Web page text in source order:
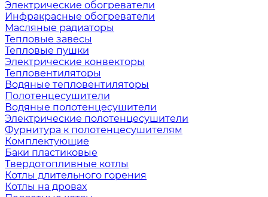
Электрические обогреватели
Инфракрасные обогреватели
Масляные радиаторы
Тепловые завесы
Тепловые пушки
Электрические конвекторы
Тепловентиляторы
Водяные тепловентиляторы
Полотенцесушители
Водяные полотенцесушители
Электрические полотенцесушители
Фурнитура к полотенцесушителям
Комплектующие
Баки пластиковые
Твердотопливные котлы
Котлы длительного горения
Котлы на дровах